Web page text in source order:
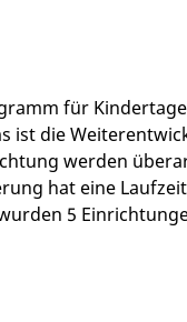
für
ist die
werden
hat eine
5